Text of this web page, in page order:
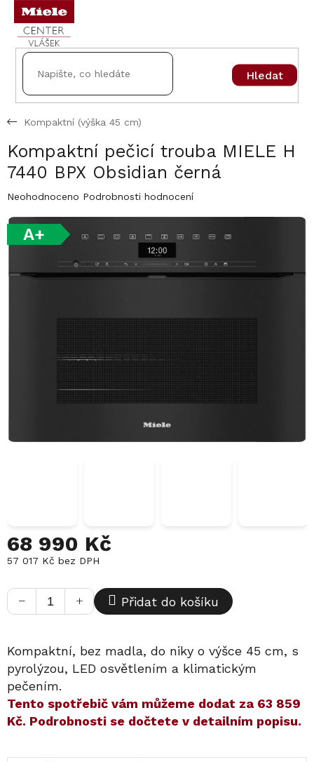
Přejít
obsah
Hledat
Kompaktní (výška 45 cm)
Kompaktní pečicí trouba MIELE H
7440 BPX Obsidian černá
Průměrné
produktu
5
Neohodnoceno Podrobnosti hodnocení
A+
68 990 Kč
57 017 Kč bez DPH
cena:
+
− Přidat do košíku
Kompaktní, bez madla, do niky o výšce 45 cm, s
pyrolýzou, LED osvětlením a klimatickým
pečením.
​​Tento spotřebič vám můžeme dodat za 63 859
Kč. Podrobnosti se dočtete v detailním popisu.